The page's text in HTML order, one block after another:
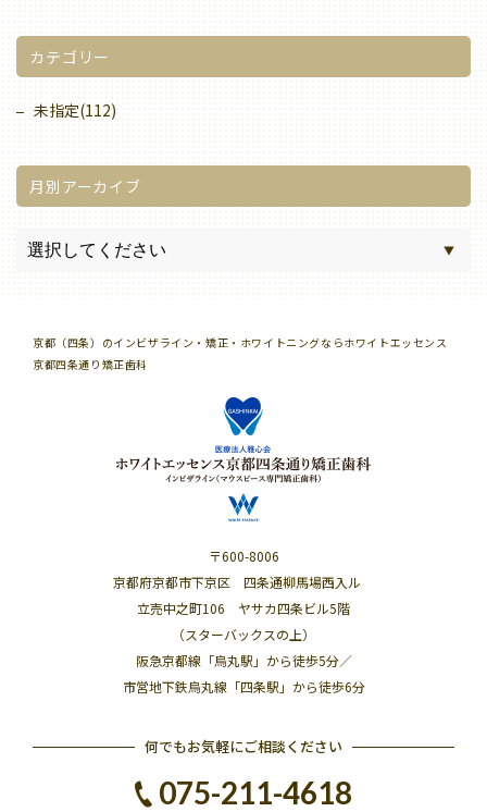
カテゴリー
未指定(112)
月別アーカイブ
京都（四条）のインビザライン・矯正・ホワイトニングならホワイトエッセンス
京都四条通り矯正歯科
〒600-8006
京都府京都市下京区 四条通柳馬場西入ル
立売中之町106 ヤサカ四条ビル5階
（スターバックスの上）
阪急京都線「烏丸駅」から徒歩5分／
市営地下鉄烏丸線「四条駅」から徒歩6分
何でもお気軽にご相談ください
075-211-4618